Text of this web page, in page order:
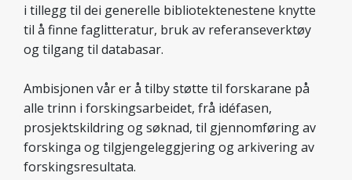
i tillegg til dei generelle bibliotektenestene knytte
til å finne faglitteratur, bruk av referanseverktøy
og tilgang til databasar.
Ambisjonen vår er å tilby støtte til forskarane på
alle trinn i forskingsarbeidet, frå idéfasen,
prosjektskildring og søknad, til gjennomføring av
forskinga og tilgjengeleggjering og arkivering av
forskingsresultata.